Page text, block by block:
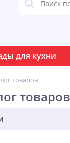
для кухни
товаров
товаров